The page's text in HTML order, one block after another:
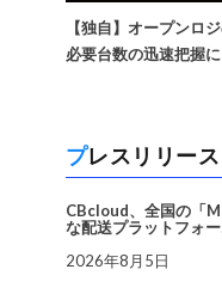
【独自】オープンロ
必要台数の迅速把握
プレスリリー
CBcloud、全国の「
な配送プラットフォ
2026年8月5日